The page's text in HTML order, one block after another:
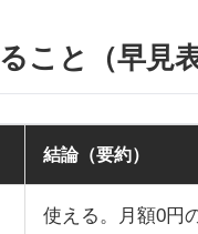
こと（早見表
結論（要約）
使える。月額0円